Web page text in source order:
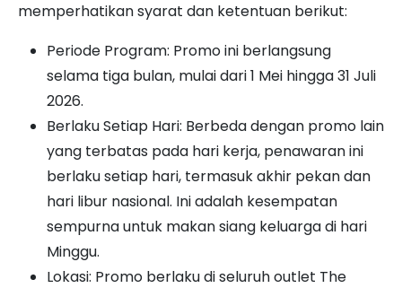
memperhatikan syarat dan ketentuan berikut:
Periode Program: Promo ini berlangsung
selama tiga bulan, mulai dari 1 Mei hingga 31 Juli
2026.
Berlaku Setiap Hari: Berbeda dengan promo lain
yang terbatas pada hari kerja, penawaran ini
berlaku setiap hari, termasuk akhir pekan dan
hari libur nasional. Ini adalah kesempatan
sempurna untuk makan siang keluarga di hari
Minggu.
Lokasi: Promo berlaku di seluruh outlet The